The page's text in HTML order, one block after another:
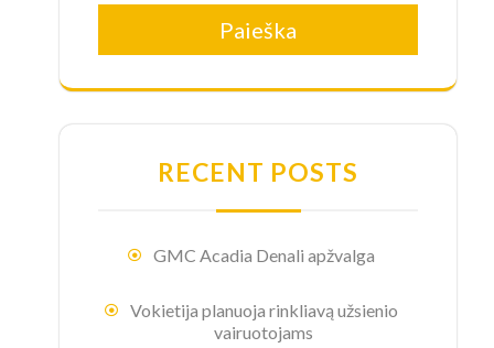
Paieška
RECENT POSTS
GMC Acadia Denali apžvalga
Vokietija planuoja rinkliavą užsienio
vairuotojams